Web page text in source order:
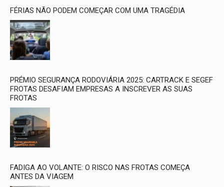
FÉRIAS NÃO PODEM COMEÇAR COM UMA TRAGÉDIA
PRÉMIO SEGURANÇA RODOVIÁRIA 2025: CARTRACK E SEGEF
FROTAS DESAFIAM EMPRESAS A INSCREVER AS SUAS
FROTAS
FADIGA AO VOLANTE: O RISCO NAS FROTAS COMEÇA
ANTES DA VIAGEM